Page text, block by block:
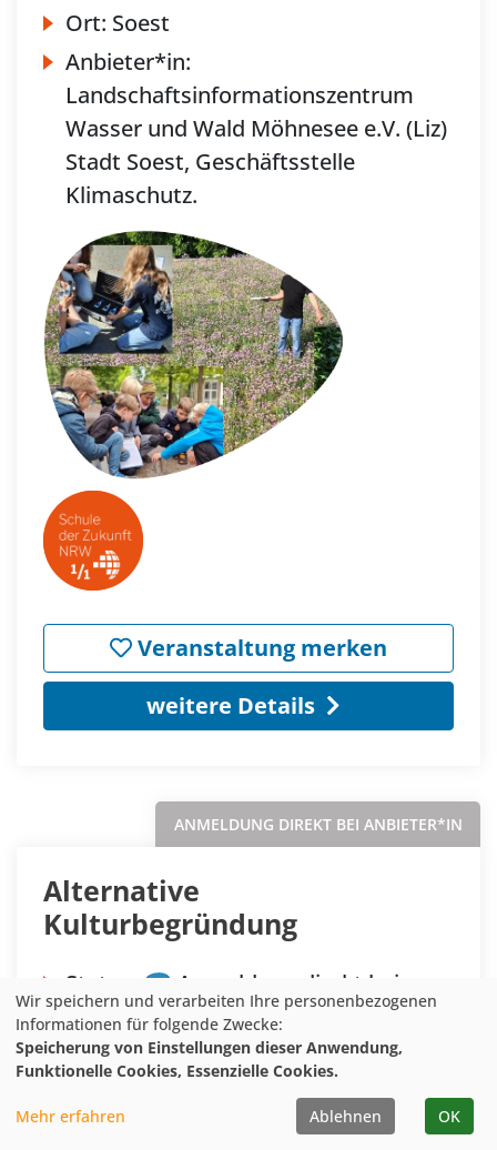
Ort: Soest
Anbieter*in:
Landschaftsinformationszentrum
Wasser und Wald Möhnesee e.V. (Liz)
Stadt Soest, Geschäftsstelle
Klimaschutz.
Veranstaltung merken
weitere Details
ANMELDUNG DIREKT BEI ANBIETER*IN
Alternative
Kulturbegründung
Status:
Anmeldung direkt bei
Anbieter*in
Datum:Sa.16.05.2026
Schutzgemeinschaft
Wir speichern und verarbeiten Ihre personenbezogenen
Informationen für folgende Zwecke:
Speicherung von Einstellungen dieser Anwendung,
Funktionelle Cookies, Essenzielle Cookies.
Mehr erfahren Ablehnen OK